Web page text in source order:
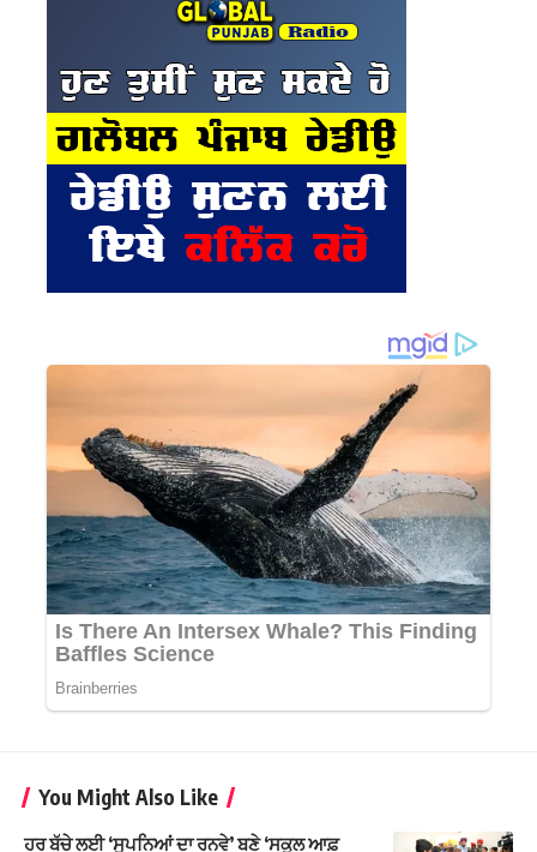
You Might Also Like
ਹਰ ਬੱਚੇ ਲਈ ‘ਸੁਪਨਿਆਂ ਦਾ ਰਨਵੇ’ ਬਣੇ ‘ਸਕੂਲ ਆਫ਼